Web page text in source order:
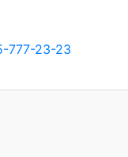
777-23-23